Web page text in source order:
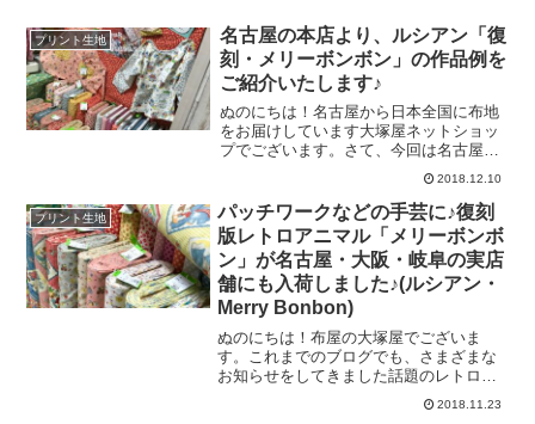
プリント生地
名古屋の本店より、ルシアン「復
刻・メリーボンボン」の作品例を
ご紹介いたします♪
ぬのにちは！名古屋から日本全国に布地
をお届けしています大塚屋ネットショッ
プでございます。さて、今回は名古屋の
実店舗、車道本店（くるまみちほんて
ん）の1階売り場から「メリーボンボン」
の作品例をご紹介いたします♪※「メリー
ボンボン」につきましての、これまでの
ブログはこちらです。「メリーボンボ
ン」は主にパッチワークキルトなどでご
使用をいただくことが多いのですが、も
ちろんそれ以外のさまざまな用途にもご
使用いただけます。例えば、こちらで
す。＼ スモック♡ ／レトロフラワー
としゃぼん玉あそびの柄を組み合わせ
た、最高にキュートなスモックです。
＼ エプロン♡ ／こちらはレトロフラ
2018.12.10
プリント生地
パッチワークなどの手芸に♪復刻
版レトロアニマル「メリーボンボ
ン」が名古屋・大阪・岐阜の実店
舗にも入荷しました♪(ルシアン・
Merry Bonbon)
ぬのにちは！布屋の大塚屋でございま
す。これまでのブログでも、さまざまな
お知らせをしてきました話題のレトロな
ン」。これまでは大塚屋ネットショップ
2018.11.23